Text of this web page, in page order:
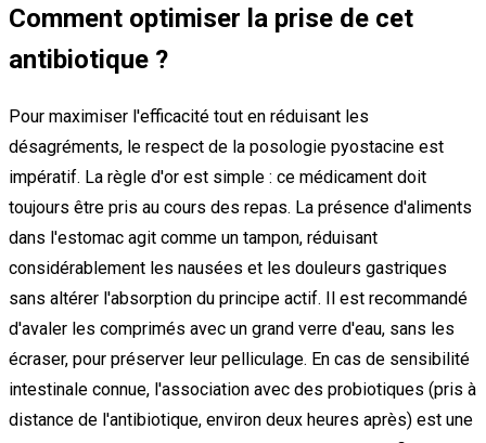
Comment optimiser la prise de cet
antibiotique ?
Pour maximiser l'efficacité tout en réduisant les
désagréments, le respect de la posologie pyostacine est
impératif. La règle d'or est simple : ce médicament doit
toujours être pris au cours des repas. La présence d'aliments
dans l'estomac agit comme un tampon, réduisant
considérablement les nausées et les douleurs gastriques
sans altérer l'absorption du principe actif. Il est recommandé
d'avaler les comprimés avec un grand verre d'eau, sans les
écraser, pour préserver leur pelliculage. En cas de sensibilité
intestinale connue, l'association avec des probiotiques (pris à
distance de l'antibiotique, environ deux heures après) est une